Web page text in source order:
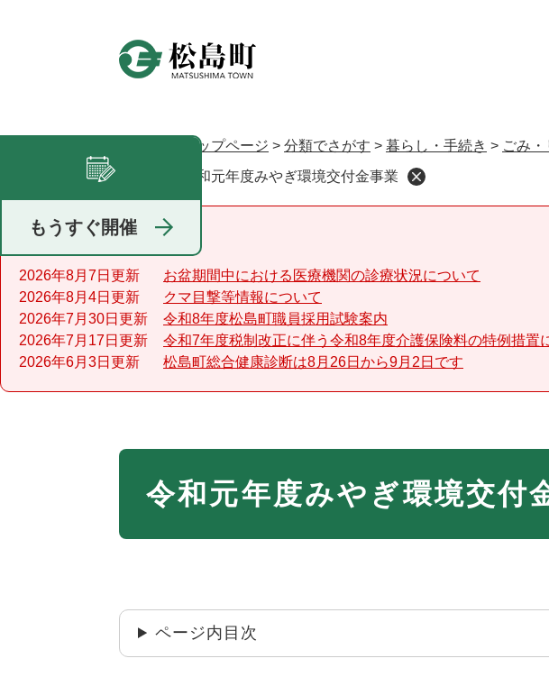
で
トップページ > 分類でさがす > 暮らし・手続き > ごみ
令和元年度みやぎ環境交付金事業
重要なお知らせ
2026年8月7日更新
お盆期間中における医療機関の診療状況について
2026年8月4日更新
クマ目撃等情報について
2026年7月30日更新
令和8年度松島町職員採用試験案内
2026年7月17日更新
令和7年度税制改正に伴う令和8年度介護保険料の特例措置
2026年6月3日更新
松島町総合健康診断は8月26日から9月2日です
令和元年度みやぎ環境交付
ページ内目次
もうすぐ開催